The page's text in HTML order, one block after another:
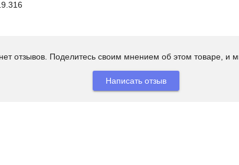
отзывов. Поделитесь своим мнением об этом товаре, и
Написать отзыв